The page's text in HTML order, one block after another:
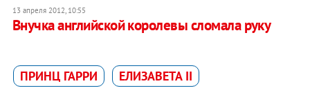
13 апреля 2012, 10:55
Внучка английской королевы сломала руку
ПРИНЦ ГАРРИ ЕЛИЗАВЕТА II